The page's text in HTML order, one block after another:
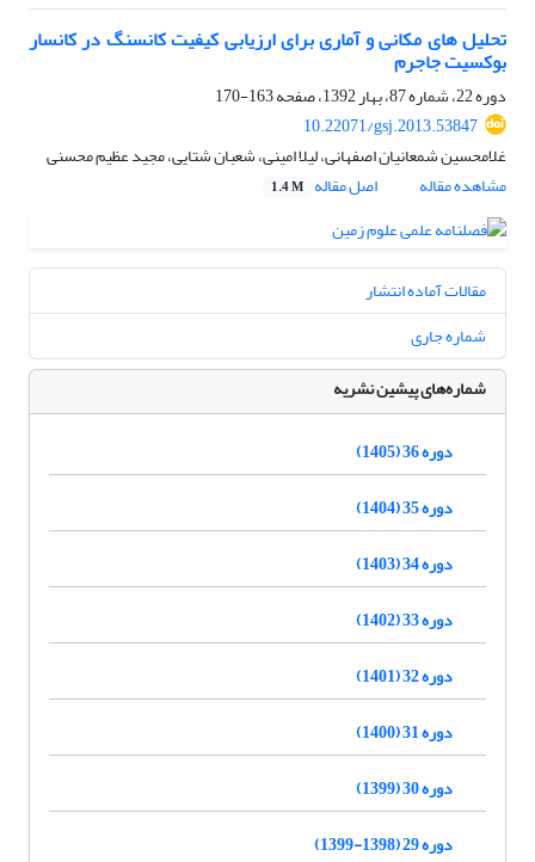
تحلیل های مکانی و آماری برای ارزیابی کیفیت کانسنگ در کانسار
بوکسیت جاجرم
دوره 22، شماره 87، بهار 1392، صفحه
163-170
10.22071/gsj.2013.53847
غلامحسین شمعانیان اصفهانی، لیلا امینی، شعبان شتایی، مجید عظیم محسنی
مشاهده مقاله
اصل مقاله 1.4 M
مقالات آماده انتشار
شماره جاری
شماره‌های پیشین نشریه
دوره 36 (1405)
دوره 35 (1404)
دوره 34 (1403)
دوره 33 (1402)
دوره 32 (1401)
دوره 31 (1400)
دوره 30 (1399)
دوره 29 (1398-1399)